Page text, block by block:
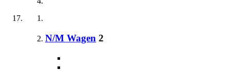
N/M Wagen 2